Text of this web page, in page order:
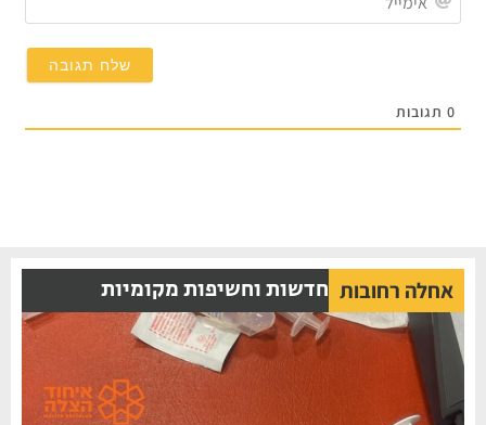
0תגובות
אחלה רחובות חדשות וחשיפות מקומיות